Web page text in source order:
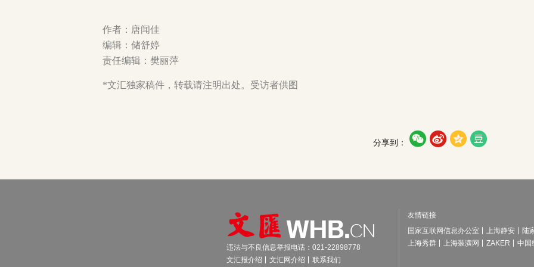
作者：唐闻佳
编辑：储舒婷
责任编辑：樊丽萍
*文汇独家稿件，转载请注明出处。受访者供图
分享到：    
违法与不良信息举报电话：021-22898778
文汇报介绍
文汇网介绍 联系我们
友情链接
国家互联网信息办公室
上海静安
陆
上海秀群
上海装潢网 ZAKER 中国